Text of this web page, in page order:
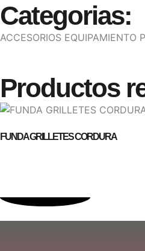
Categorias:
ACCESORIOS EQUIPAMIENTO
Productos
FUNDA GRILLETES CORDURA